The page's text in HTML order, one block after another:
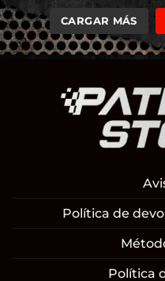
CARGAR MÁS
Política de
Política